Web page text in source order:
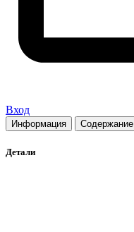
Вход
Информация Содержание
Детали